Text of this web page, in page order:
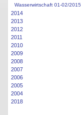
Wasserwirtschaft 01-02/2015
2014
2013
2012
2011
2010
2009
2008
2007
2006
2005
2004
2018